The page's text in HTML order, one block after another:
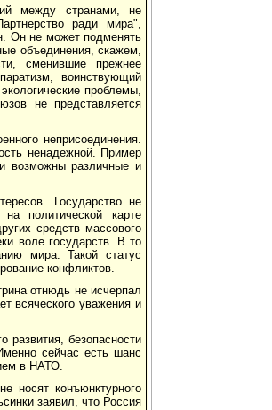
между странами, не
ради мира",
Он не может подменять
объединения, скажем,
сменившие прежнее
воинствующий
проблемы,
не представляется
неприсоединения.
ненадежной. Пример
возможны различные и
Государство не
политической карте
средств массового
воле государств. В то
мира. Такой статус
конфликтов.
отнюдь не исчерпал
всяческого уважения и
развития, безопасности
сейчас есть шанс
в НАТО.
носят конъюнктурного
заявил, что Россия